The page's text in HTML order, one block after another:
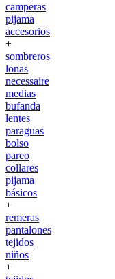
camperas
pijama
accesorios
+
sombreros
lonas
necessaire
medias
bufanda
lentes
paraguas
bolso
pareo
collares
pijama
básicos
+
remeras
pantalones
tejidos
niños
+